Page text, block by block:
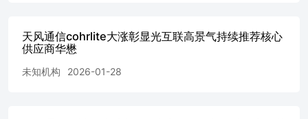
天风通信cohrlite大涨彰显光互联高景气持续推荐核心
供应商华懋
未知机构 2026-01-28